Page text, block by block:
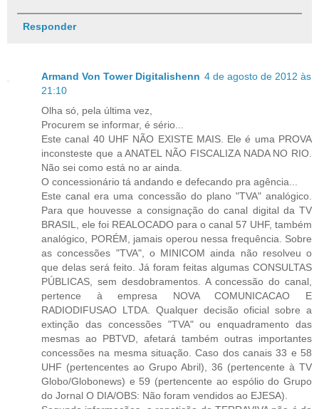
Responder
Armand Von Tower Digitalishenn 4 de agosto de 2012 às
21:10
Olha só, pela última vez,
Procurem se informar, é sério...
Este canal 40 UHF NÃO EXISTE MAIS. Ele é uma PROVA
inconsteste que a ANATEL NÃO FISCALIZA NADA NO RIO.
Não sei como está no ar ainda.
O concessionário tá andando e defecando pra agência...
Este canal era uma concessão do plano "TVA" analógico.
Para que houvesse a consignação do canal digital da TV
BRASIL, ele foi REALOCADO para o canal 57 UHF, também
analógico, PORÉM, jamais operou nessa frequência. Sobre
as concessões "TVA", o MINICOM ainda não resolveu o
que delas será feito. Já foram feitas algumas CONSULTAS
PÚBLICAS, sem desdobramentos. A concessão do canal,
pertence à empresa NOVA COMUNICACAO E
RADIODIFUSAO LTDA. Qualquer decisão oficial sobre a
extinção das concessões "TVA" ou enquadramento das
mesmas ao PBTVD, afetará também outras importantes
concessões na mesma situação. Caso dos canais 33 e 58
UHF (pertencentes ao Grupo Abril), 36 (pertencente à TV
Globo/Globonews) e 59 (pertencente ao espólio do Grupo
do Jornal O DIA/OBS: Não foram vendidos ao EJESA).